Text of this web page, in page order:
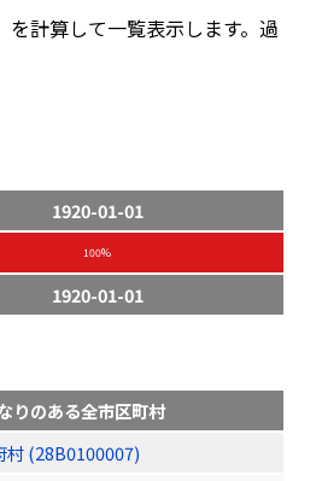
計算して一覧表示します。過
1920-01-01
100%
1920-01-01
りのある全市区町村
村 (28B0100007)